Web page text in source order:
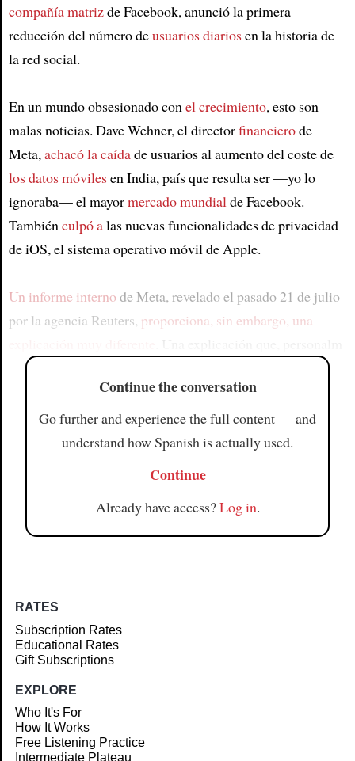
compañía matrizde Facebook, anunció la primera
reducción del número deusuarios diariosen la historia de
la red social.
En un mundo obsesionado conel crecimiento, esto son
malas noticias. Dave Wehner, el directorfinancierode
Meta,achacó la caídade usuarios al aumento del coste de
los datos móvilesen India, país que resulta ser —yo lo
ignoraba— el mayormercado mundialde Facebook.
Tambiénculpó alas nuevas funcionalidades de privacidad
de iOS, el sistema operativo móvil de Apple.
Un informe interno de Meta, revelado el pasado 21 de julio
por la agencia Reuters, proporciona, sin embargo, una
Continue the conversation
Go further and experience the full content — and
understand how Spanish is actually used.
Continue
Already have access?Log in.
RATES
Subscription Rates
Educational Rates
Gift Subscriptions
EXPLORE
Who It's For
How It Works
Free Listening Practice
Intermediate Plateau